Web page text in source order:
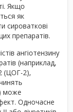
Якщо
як
сироваткові
препаратів.
ангіотензину
(наприклад,
2 (ЦОГ-2),
може
Одночасне